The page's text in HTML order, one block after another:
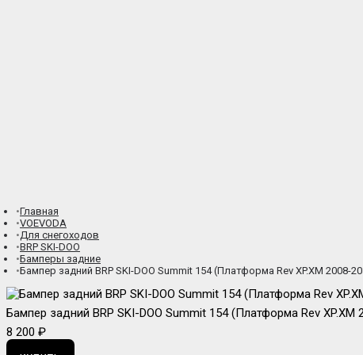
Главная
VOEVODA
Для снегоходов
BRP SKI-DOO
Бамперы задние
Бампер задний BRP SKI-DOO Summit 154 (Платформа Rev XP.XM 2008-
Бампер задний BRP SKI-DOO Summit 154 (Платформа Rev XP.XM
8 200 ₽